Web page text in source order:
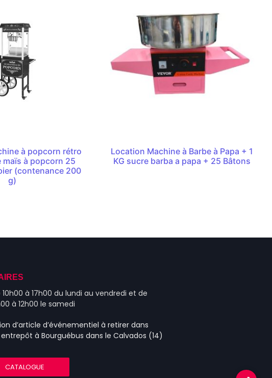
à popcorn rétro
maïs à popcorn 25
(contenance 200
g)
Location Machine à Barbe à Papa + 1
KG sucre barba a papa + 25 Bâtons
10h00 à 17h00 du lundi au vendredi et de
à 12h00 le samedi
d’article d’événementiel à retirer dans
à Bourguébus dans le Calvados (14)
CATALOGUE